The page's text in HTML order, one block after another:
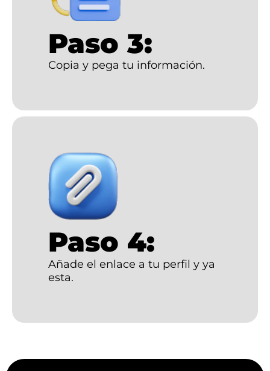
Paso 3:
Copia y pega tu información.
Paso 4:
Añade el enlace a tu perfil y ya
esta.